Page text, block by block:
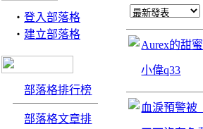
‧ 登入部落格
‧ 建立部落格
部落格排行榜
部落格文章排
Aurex的甜
小偉q33
血淚預警被